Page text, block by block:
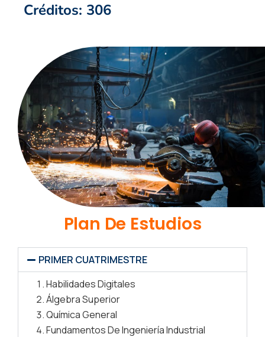
Créditos: 306
Plan De Estudios
PRIMER CUATRIMESTRE
Habilidades Digitales
Álgebra Superior
Química General
Fundamentos De Ingeniería Industrial